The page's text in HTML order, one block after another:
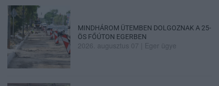
MINDHÁROM ÜTEMBEN DOLGOZNAK A 25-
ÖS FŐÚTON EGERBEN
2026. augusztus 07 Eger ügye